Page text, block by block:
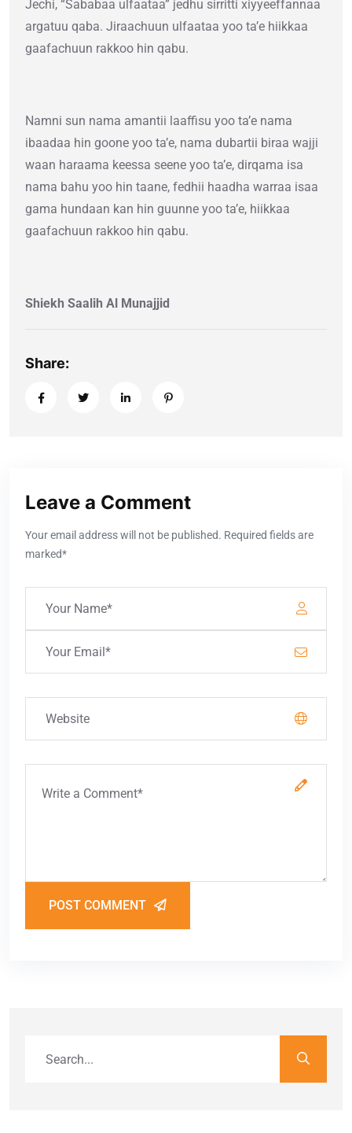
Jechi, “Sababaa ulfaataa” jedhu sirritti xiyyeeffannaa
argatuu qaba. Jiraachuun ulfaataa yoo ta’e hiikkaa
gaafachuun rakkoo hin qabu.
Namni sun nama amantii laaffisu yoo ta’e nama
ibaadaa hin goone yoo ta’e, nama dubartii biraa wajji
waan haraama keessa seene yoo ta’e, dirqama isa
nama bahu yoo hin taane, fedhii haadha warraa isaa
gama hundaan kan hin guunne yoo ta’e, hiikkaa
gaafachuun rakkoo hin qabu.
Shiekh Saalih Al Munajjid
Share:
Leave a Comment
Your email address will not be published. Required fields are
marked*
POST COMMENT